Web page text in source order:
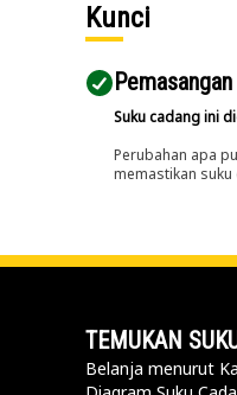
Kunci
Suku cadang ini
Perubahan apa
memastikan
TEMUKAN
Belanja menurut